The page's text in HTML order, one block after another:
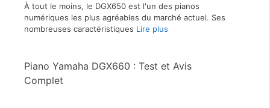
À tout le moins, le DGX650 est l'un des pianos
numériques les plus agréables du marché actuel. Ses
nombreuses caractéristiques Lire plus
Piano Yamaha DGX660 : Test et Avis
Complet